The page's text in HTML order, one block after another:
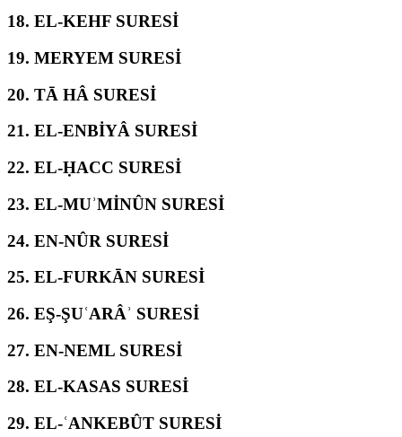
18. EL-KEHF SURESİ
19. MERYEM SURESİ
20. TĀ HÂ SURESİ
21. EL-ENBİYÂ SURESİ
22. EL-ḤACC SURESİ
23. EL-MUʾMİNÛN SURESİ
24. EN-NÛR SURESİ
25. EL-FURKĀN SURESİ
26. EŞ-ŞUʿARÂʾ SURESİ
27. EN-NEML SURESİ
28. EL-KASAS SURESİ
29. EL-ʿANKEBÛT SURESİ